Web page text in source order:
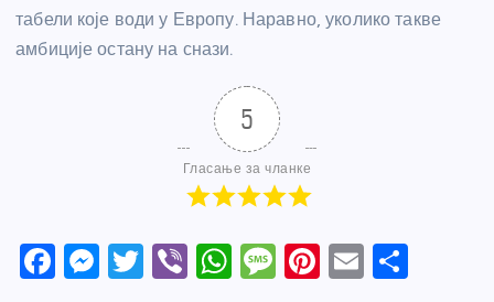
табели које води у Европу. Наравно, уколико такве
амбиције остану на снази.
5
Гласање за чланке
F
M T
Vi W M Pi E